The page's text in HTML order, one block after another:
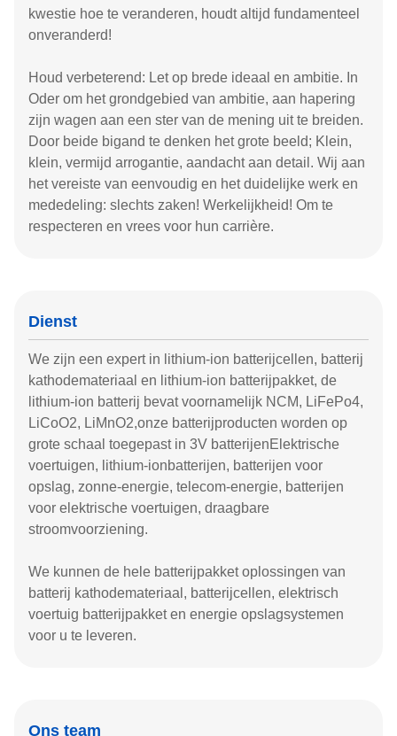
kwestie hoe te veranderen, houdt altijd fundamenteel
onveranderd!
Houd verbeterend: Let op brede ideaal en ambitie. In
Oder om het grondgebied van ambitie, aan hapering
zijn wagen aan een ster van de mening uit te breiden.
Door beide bigand te denken het grote beeld; Klein,
klein, vermijd arrogantie, aandacht aan detail. Wij aan
het vereiste van eenvoudig en het duidelijke werk en
mededeling: slechts zaken! Werkelijkheid! Om te
respecteren en vrees voor hun carrière.
Dienst
We zijn een expert in lithium-ion batterijcellen, batterij
kathodemateriaal en lithium-ion batterijpakket, de
lithium-ion batterij bevat voornamelijk NCM, LiFePo4,
LiCoO2, LiMnO2,onze batterijproducten worden op
grote schaal toegepast in 3V batterijenElektrische
voertuigen, lithium-ionbatterijen, batterijen voor
opslag, zonne-energie, telecom-energie, batterijen
voor elektrische voertuigen, draagbare
stroomvoorziening.
We kunnen de hele batterijpakket oplossingen van
batterij kathodemateriaal, batterijcellen, elektrisch
voertuig batterijpakket en energie opslagsystemen
voor u te leveren.
Ons team